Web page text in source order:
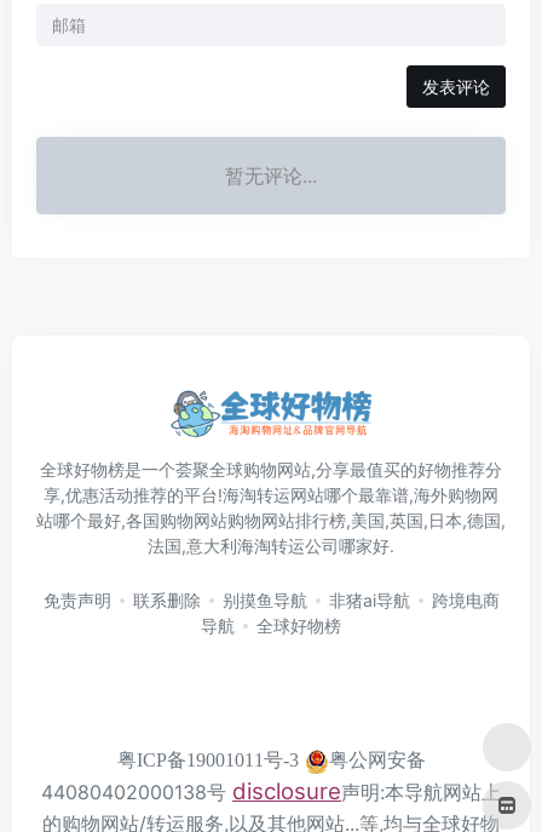
发表评论
暂无评论...
全球好物榜是一个荟聚全球购物网站,分享最值买的好物推荐分
享,优惠活动推荐的平台!海淘转运网站哪个最靠谱,海外购物网
站哪个最好,各国购物网站购物网站排行榜,美国,英国,日本,德国,
法国,意大利海淘转运公司哪家好.
免责声明 联系删除 别摸鱼导航 非猪ai导航
跨境电商
导航
全球好物榜
粤ICP备19001011号-3
粤公网安备
44080402000138号 disclosure声明:本导航网站上
的购物网站/转运服务,以及其他网站...等,均与全球好物